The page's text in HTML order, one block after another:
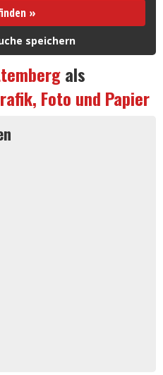
»
speichern
als
Foto und Papier